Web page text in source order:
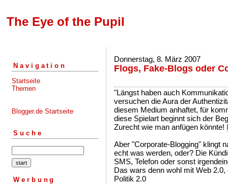
The Eye of the Pupil
Navigation
Startseite
Themen
Blogger.de Startseite
Suche
Werbung
Donnerstag, 8. März 2007
Flogs, Fake-Blogs oder
"Längst haben auch
versuchen die Aura der
diesem Medium anhaftet, für
diese Spielart beginnt sich der
Zurecht wie man anfügen könnte!
Aber "Corporate-Blogging" klingt
echt was werden, oder? Die
SMS, Telefon oder sonst
Das wars denn wohl mit Web
Politik 2.0